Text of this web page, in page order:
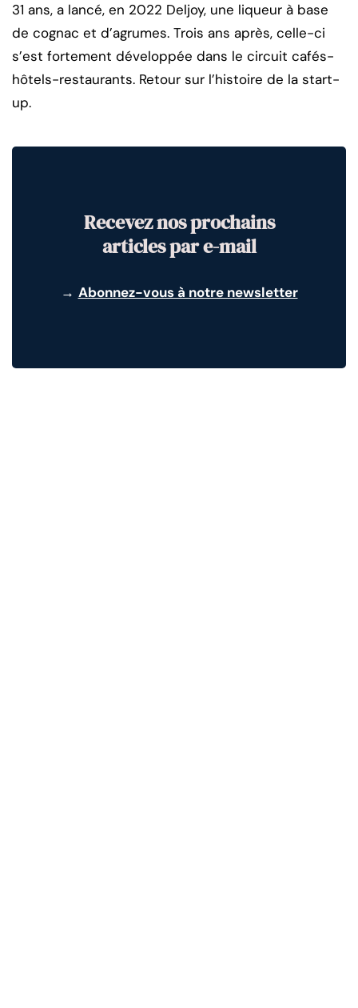
31 ans, a lancé, en 2022 Deljoy, une liqueur à base
de cognac et d’agrumes. Trois ans après, celle-ci
s’est fortement développée dans le circuit cafés-
hôtels-restaurants. Retour sur l’histoire de la start-
up.
Recevez nos prochains
articles par e-mail
→ Abonnez-vous à notre newsletter